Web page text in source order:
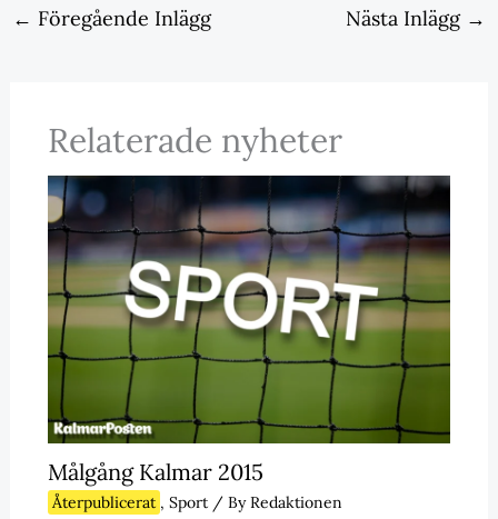
← Föregående Inlägg Nästa Inlägg →
Relaterade nyheter
Målgång Kalmar 2015
Återpublicerat , Sport/ ByRedaktionen